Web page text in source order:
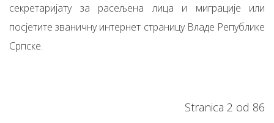
секретаријату за расељена лица и миграције или
посјетите званичну интернет страницу Владе Републике
Српске.
Stranica 2 od 86